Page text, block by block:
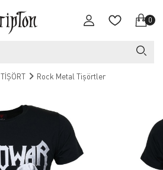
0
TİŞÖRT Rock Metal Tişörtler